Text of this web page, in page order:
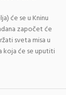
će se u Kninu
započet će
sveta misa u
koja će se uputiti